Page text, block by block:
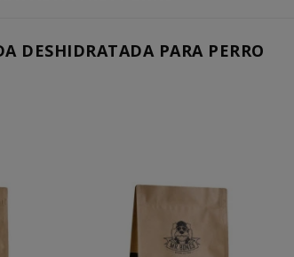
DESHIDRATADA PARA PERRO